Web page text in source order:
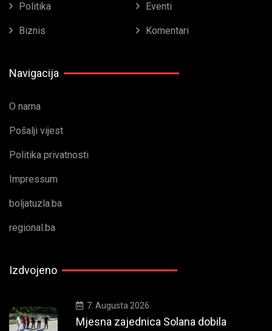
Politika Eventi
Biznis Komentari
Navigacija
O nama
Pošalji vijest
Politika privatnosti
Impressum
boljatuzla.ba
regional.ba
Izdvojeno
7. Augusta 2026.
Mjesna zajednica Solana dobila